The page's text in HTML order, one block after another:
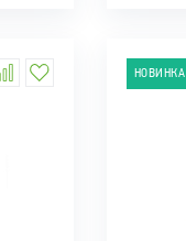
НОВИНКА